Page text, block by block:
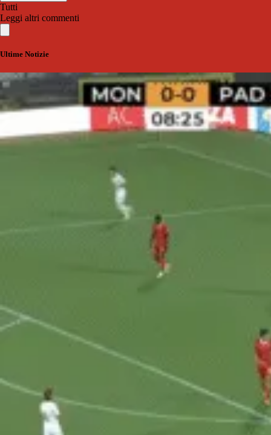
Tutti
Leggi altri commenti
Ultime Notizie